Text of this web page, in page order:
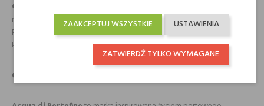
Co wyróżnia te perfumy?
naturalnych składników i włoskiej inspiracji. Zapach oddaje klimat
Portofino – jego lekkość, swobodę i elegancję. To niszowa kompozycja,
która świetnie sprawdza się w każdej sytuacji.
O marce Acqua di Portofino
USTAWIENIA
ZAAKCEPTUJ WSZYSTKIE
ZATWIERDŹ TYLKO WYMAGANE